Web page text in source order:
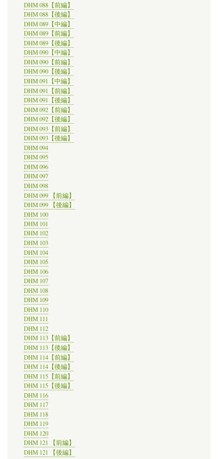
DHM 088【前編】
DHM 088【後編】
DHM 089【中編】
DHM 089【前編】
DHM 089【後編】
DHM 090【中編】
DHM 090【前編】
DHM 090【後編】
DHM 091【中編】
DHM 091【前編】
DHM 091【後編】
DHM 092【前編】
DHM 092【後編】
DHM 093【前編】
DHM 093【後編】
DHM 094
DHM 095
DHM 096
DHM 097
DHM 098
DHM 099 【前編】
DHM 099 【後編】
DHM 100
DHM 101
DHM 102
DHM 103
DHM 104
DHM 105
DHM 106
DHM 107
DHM 108
DHM 109
DHM 110
DHM 111
DHM 112
DHM 113【前編】
DHM 113【後編】
DHM 114【前編】
DHM 114【後編】
DHM 115【前編】
DHM 115【後編】
DHM 116
DHM 117
DHM 118
DHM 119
DHM 120
DHM 121 【前編】
DHM 121 【後編】